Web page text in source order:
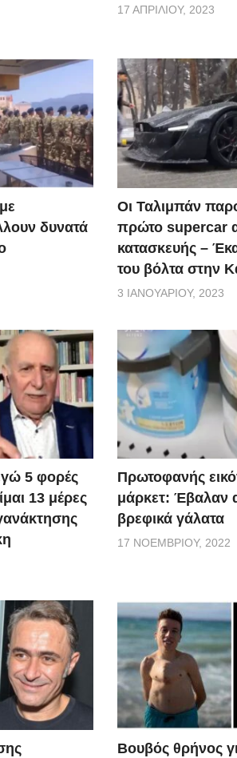
17 ΑΠΡΙΛΊΟΥ, 2023
δυνατά
Οι Ταλιμπάν
πρώτο supercar
κατασκευής –
του βόλτα στην
3 ΙΑΝΟΥΑΡΊΟΥ, 2023
5 φορές
13 μέρες
Πρωτοφανής
μάρκετ: Έβαλαν
βρεφικά γάλατα
17 ΝΟΕΜΒΡΊΟΥ, 2022
Βουβός θρήνος